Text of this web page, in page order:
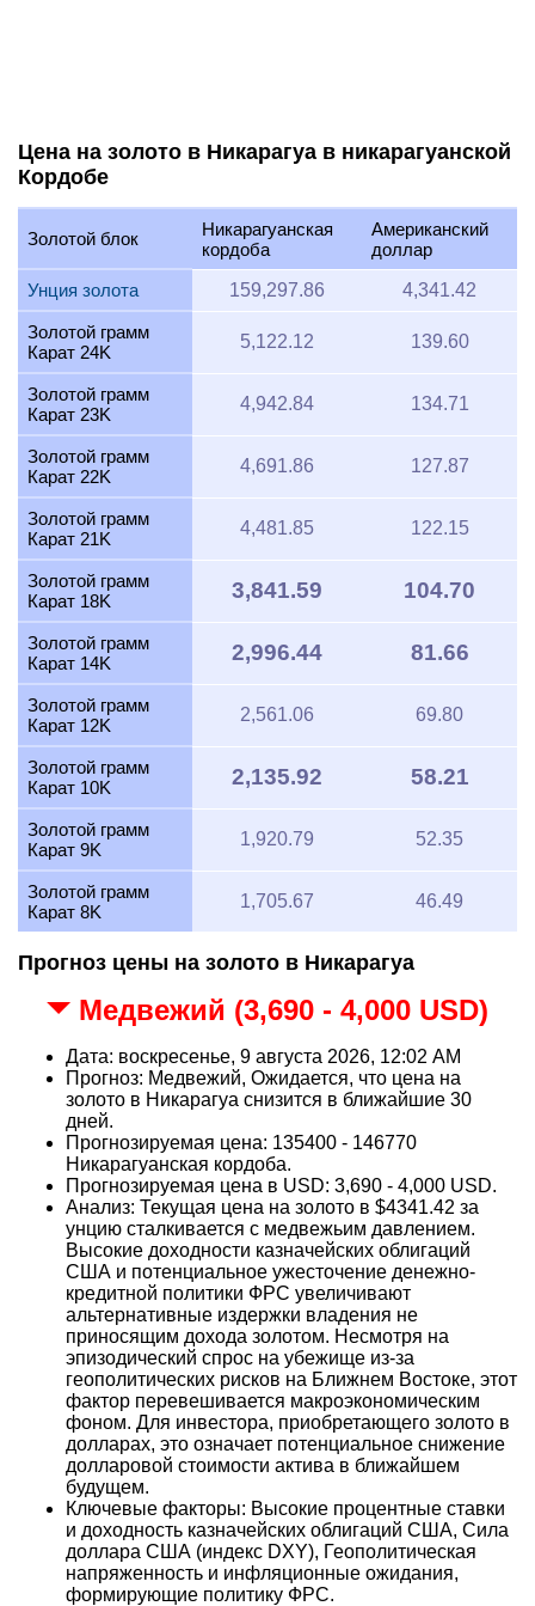
Цена на золото в Никарагуа в никарагуанской
Кордобе
Золотой блок
Никарагуанская
кордоба
Американский
доллар
Унция золота
159,297.86 4,341.42
Золотой грамм
Карат 24K
5,122.12 139.60
Золотой грамм
Карат 23K
4,942.84 134.71
Золотой грамм
Карат 22K
4,691.86 127.87
Золотой грамм
Карат 21K
4,481.85 122.15
Золотой грамм
Карат 18K
3,841.59 104.70
Золотой грамм
Карат 14K
2,996.44 81.66
Золотой грамм
Карат 12K
2,561.06 69.80
Золотой грамм
Карат 10K
2,135.92 58.21
Золотой грамм
Карат 9K
1,920.79 52.35
Золотой грамм
Карат 8K
1,705.67 46.49
Прогноз цены на золото в Никарагуа
Медвежий (3,690 - 4,000 USD)
Дата: воскресенье, 9 августа 2026, 12:02 AM
Прогноз: Медвежий, Ожидается, что цена на
золото в Никарагуа снизится в ближайшие 30
дней.
Прогнозируемая цена: 135400 - 146770
Никарагуанская кордоба.
Прогнозируемая цена в USD: 3,690 - 4,000 USD.
Анализ: Текущая цена на золото в $4341.42 за
унцию сталкивается с медвежьим давлением.
Высокие доходности казначейских облигаций
США и потенциальное ужесточение денежно-
кредитной политики ФРС увеличивают
альтернативные издержки владения не
приносящим дохода золотом. Несмотря на
эпизодический спрос на убежище из-за
геополитических рисков на Ближнем Востоке, этот
фактор перевешивается макроэкономическим
фоном. Для инвестора, приобретающего золото в
долларах, это означает потенциальное снижение
долларовой стоимости актива в ближайшем
будущем.
Ключевые факторы: Высокие процентные ставки
и доходность казначейских облигаций США, Сила
доллара США (индекс DXY), Геополитическая
напряженность и инфляционные ожидания,
формирующие политику ФРС.